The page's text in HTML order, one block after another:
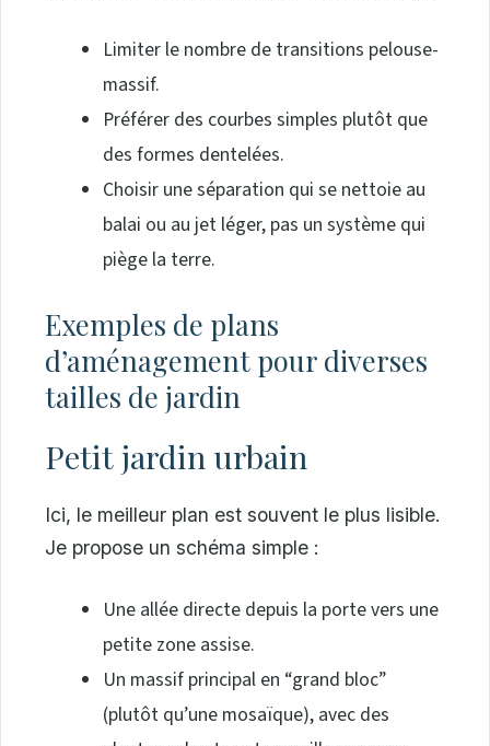
Limiter le nombre de transitions pelouse-
massif.
Préférer des courbes simples plutôt que
des formes dentelées.
Choisir une séparation qui se nettoie au
balai ou au jet léger, pas un système qui
piège la terre.
Exemples de plans
d’aménagement pour diverses
tailles de jardin
Petit jardin urbain
Ici, le meilleur plan est souvent le plus lisible.
Je propose un schéma simple :
Une allée directe depuis la porte vers une
petite zone assise.
Un massif principal en “grand bloc”
(plutôt qu’une mosaïque), avec des